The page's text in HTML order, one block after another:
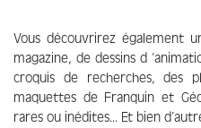
Vous découvrirez également
magazine, de dessins d
croquis de recherches, des
maquettes de Franquin et
rares ou inédites… Et bien